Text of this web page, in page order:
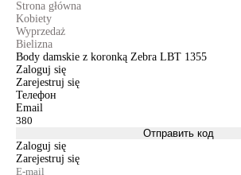
Strona główna
Kobiety
Wyprzedaż
Bielizna
Body damskie z koronką Zebra LBT 1355
Zaloguj się
Zarejestruj się
Телефон
Email
Отправить код
Zaloguj się
Zarejestruj się